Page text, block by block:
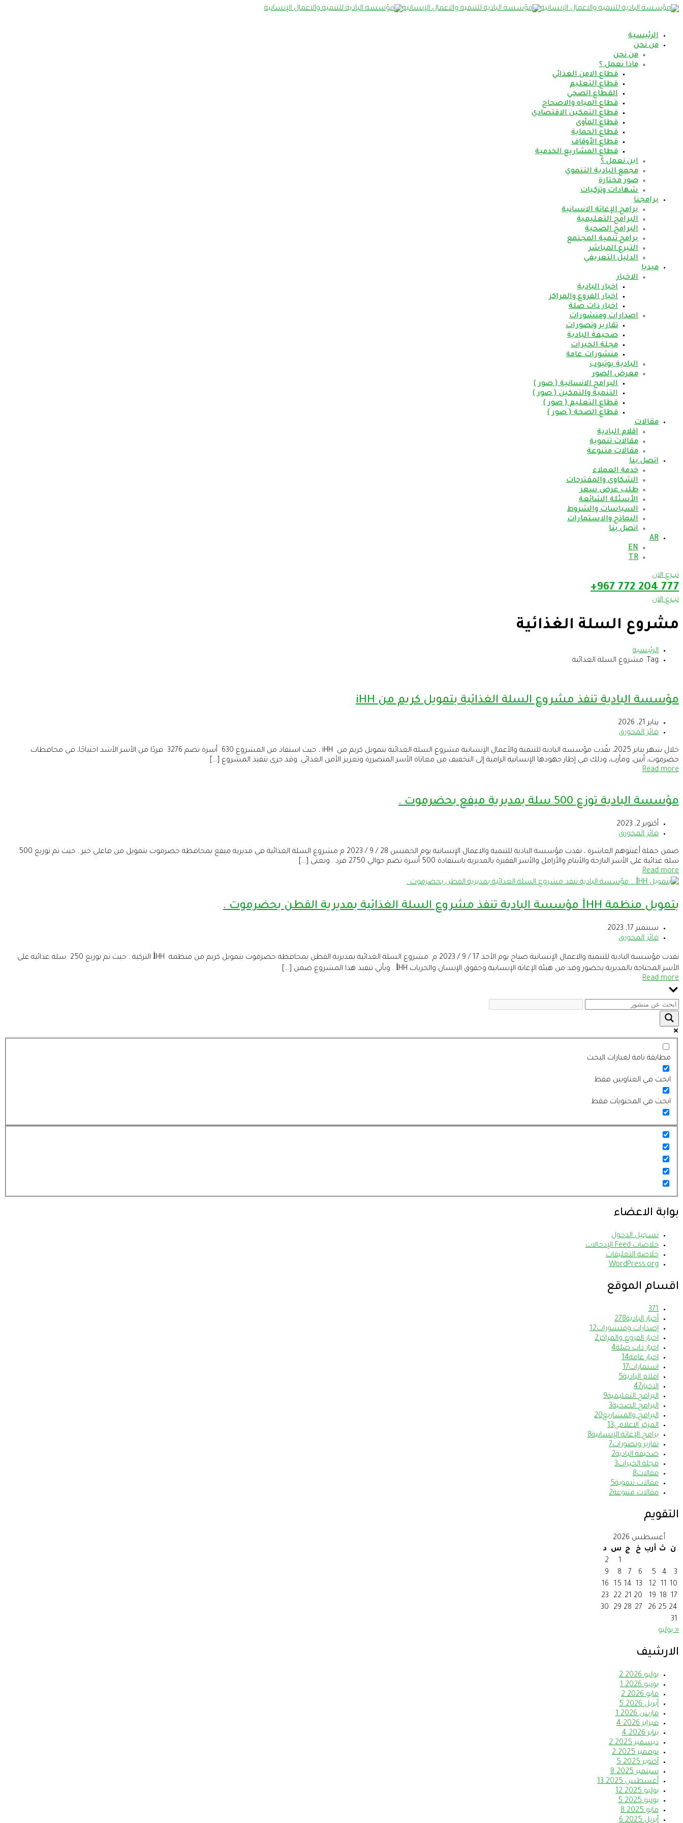
الرئيسية
من نحن
من نحن
ماذا نعمل ؟
قطاع الامن الغذائي
قطاع التعليم
القطاع الصحي
قطاع المياه والاصحاح
قطاع التمكين الاقتصادي
قطاع المأوى
قطاع الحماية
قطاع الأوقاف
قطاع المشاريع الخدمية
اين نعمل ؟
مجمع البادية التنموي
صور مختارة
شهادات وتزكيات
برامجنا
برامج الإغاثة الانسانية
البرامج التعليمية
البرامج الصحية
برامج تنمية المجتمع
التبرع المباشر
الدليل التعريفي
ميديا
الاخبار
اخبار البادية
اخبار الفروع والمراكز
اخبار ذات صلة
اصدارات ومنشورات
تقارير وتصورات
صحيفة البادية
مجلة الخيرات
منشورات عامة
البادية يوتيوب
معرض الصور
البرامج الانسانية ( صور )
التنمية والتمكين ( صور )
قطاع التعليم ( صور )
قطاع الصحة ( صور )
مقالات
اقلام البادية
مقالات تنموية
مقالات متنوعة
اتصل بنا
خدمة العملاء
الشكاوى والمقترحات
طلب عرض سعر
الأسئلة الشائعة
السياسات والشروط
النماذج والاستمارات
اتصل بنا
AR
EN
TR
تبــرع الان
777 204 772 967+
تبــرع الان
مشروع السلة الغذائية
الرئيسية
Tag: مشروع السلة الغذائية
مؤسسة البادية تنفذ مشروع السلة الغذائية بتمويل كريم من iHH
يناير 21, 2026
فائز المحورق
خلال شهر يناير 2025، نفّذت مؤسسة البادية للتنمية والأعمال الإنسانية مشروع السلة الغذائية بتمويل كريم من iHH ، حيث استفاد من المشروع 630 أسرة تضم 3276 فردًا من الأسر الأشد احتياجًا، في محافظات
حضرموت، أبين، ومأرب، وذلك في إطار جهودها الإنسانية الرامية إلى التخفيف من معاناة الأسر المتضررة وتعزيز الأمن الغذائي. وقد جرى تنفيذ المشروع […]
Read more
مؤسسة البادية توزع 500 سلة بمديرية ميفع بحضرموت .
أكتوبر 2, 2023
فائز المحورق
ضمن حملة أغيثوهم العاشرة ، نفذت مؤسسة البادية للتنمية والاعمال الإنسانية يوم الخميس 28 / 9 / 2023 م مشروع السلة الغذائية في مديرية ميفع بمحافظة حضرموت بتمويل من فاعلي خير . حيث تم توزيع 500
سلة غذائية على الأسر النازحة والأيتام والأرامل والأسر الفقيرة بالمديرية باستفادة 500 أسرة تضم حوالي 2750 فرد . وتعنى […]
Read more
بتمويل منظمة İHH مؤسسة البادية تنفذ مشروع السلة الغذائية بمديرية القطن بحضرموت .
سبتمبر 17, 2023
فائز المحورق
نفذت مؤسسة البادية للتنمية والاعمال الإنسانية صباح يوم الأحد 17 / 9 / 2023 م مشروع السلة الغذائية بمديرية القطن بمحافظة حضرموت بتمويل كريم من منظمة İHH التركية . حيث تم توزيع 250 سلة غذائية على
الأسر المحتاجة بالمديرية بحضور وفد من هيئة الإغاثة الإنسانية وحقوق الإنسان والحريات İHH . ويأتي تنفيذ هذا المشروع ضمن […]
Read more
مطابقة تامة لعبارات البحث
ابحث في العناويين فقط
ابحث في المحتويات فقط
بوابة الاعضاء
تسجيل الدخول
خلاصات Feed الإدخالات
خلاصة التعليقات
WordPress.org
اقسام الموقع
371
أخبار البادية278
إصدارات ومنشورات12
اخبار الفروع والمراكز2
اخبار ذات صلة4
اخبار عامة14
استمارات17
اقلام البادية5
الاخبار47
البرامج التعليمية9
البرامج الصحية3
البرامج والمشاريع20
المركز الاعلامي13
برامج الإغاثة الإنسانية8
تقارير وتصورات7
صحيفة البادية2
مجلة الخيرات3
مقالات8
مقالات تنموية5
مقالات متنوعة2
التقويم
أغسطس 2026
ن
ث أرب خ ج س
د
1
2
3
4
5
6
7
8
9
10
11
12
13
14
15
16
17
18
19
20
21
22
23
24
25
26
27
28
29
30
31
« يوليو
الارشيف
يوليو 2026
2
يونيو 2026
1
مايو 2026
2
أبريل 2026
5
مارس 2026
1
فبراير 2026
4
يناير 2026
4
ديسمبر 2025
2
نوفمبر 2025
2
أكتوبر 2025
5
سبتمبر 2025
8
أغسطس 2025
13
يوليو 2025
12
يونيو 2025
5
مايو 2025
8
أبريل 2025
6